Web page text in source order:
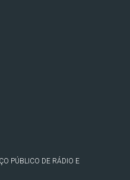
PÚBLICO DE RÁDIO E